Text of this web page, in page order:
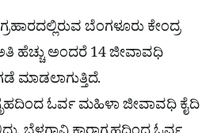
ಬೆಂಗಳೂರು ಕೇಂದ್ರ
ಹೆಚ್ಚು ಅಂದರೆ 14 ಜೀವಾವಧಿ
ಮಾಡಲಾಗುತ್ತಿದೆ.
ಓರ್ವ ಮಹಿಳಾ ಜೀವಾವಧಿ ಕೈದಿ